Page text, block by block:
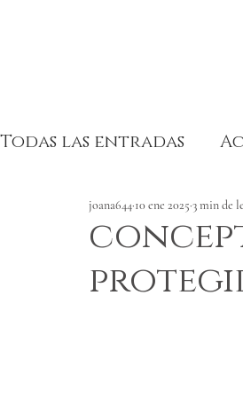
Todas las entradas
joana644 10 ene 2025 3 min de